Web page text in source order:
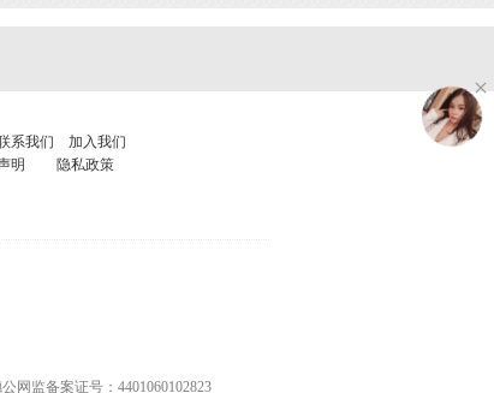
系我们
加入我们
明
隐私政策
网监备案证号：4401060102823